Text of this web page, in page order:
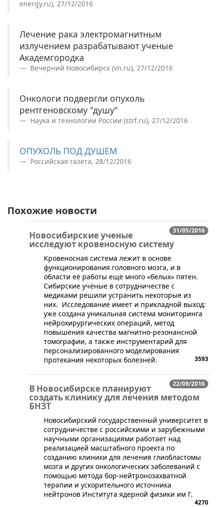
energy.ru), 27/12/2016
Лечение рака электромагнитным
излучением разрабатывают ученые
Академгородка
Вечерний Новосибирск (vn.ru), 27/12/2016
Онкологи подвергли опухоль
рентгеновскому "душу"
Наука и технологии России (strf.ru), 27/12/2016
ОПУХОЛЬ ПОД ДУШЕМ
Российская газета, 28/12/2016
Похожие новости
31/05/2016
Новосибирские ученые
исследуют кровеносную систему
​Кровеносная система лежит в основе
функционирования головного мозга, и в
области её работы ещё много «белых» пятен.
Сибирские учёные в сотрудничестве с
медиками решили устранить некоторые из
них. Исследование имеет и прикладной выход:
уже создана уникальная система мониторинга
нейрохирургических операций, метод
повышения качества магнитно-резонансной
томографии, а также инструментарий для
персонализированного моделирования
протекания некоторых болезней.
3593
22/09/2016
В Новосибирске планируют
создать клинику для лечения методом
БНЗТ
​Новосибирский государственный университет в
сотрудничестве с российскими и зарубежными
научными организациями работает над
реализацией масштабного проекта по
созданию клиники для лечения глиобластомы
мозга и других онкологических заболеваний с
помощью метода бор-нейтронозахватной
терапии и ускорительного источника
нейтронов Института ядерной физики им Г.
4270